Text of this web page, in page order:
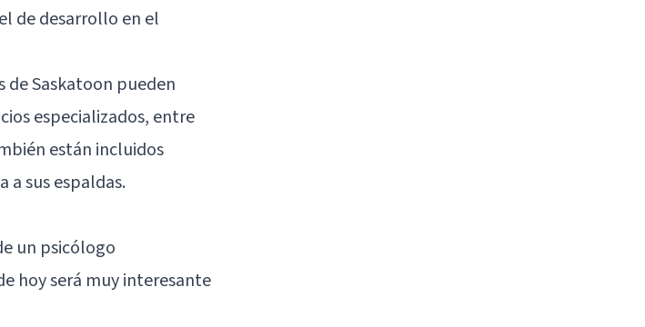
de desarrollo en el
de Saskatoon pueden
especializados, entre
están incluidos
sus espaldas.
un psicólogo
hoy será muy interesante